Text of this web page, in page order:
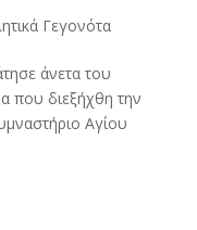
Γεγονότα
άνετα του
που διεξήχθη την
Αγίου